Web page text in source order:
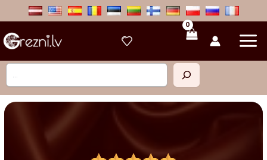
Meklēt